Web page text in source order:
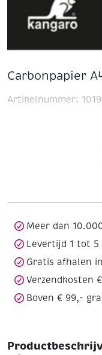
Carbonpapier
Artikelnummer:
Meer dan
Levertijd 1 tot 5
Gratis afhalen
Verzendkosten
Boven € 99,-